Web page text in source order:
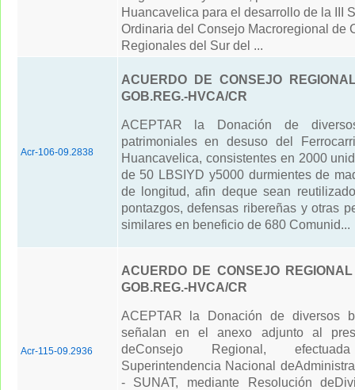
Huancavelica para el desarrollo de la III
Ordinaria del Consejo Macroregional de
Regionales del Sur del ...
Acr-106-09.2838
ACUERDO DE CONSEJO
GOB.REG.-HVCA/CR
ACEPTAR la Donación de
patrimoniales en desuso del
Huancavelica, consistentes en 2000
de 50 LBSIYD y5000 durmientes de
de longitud, afin deque sean
pontazgos, defensas ribereñas y otras
similares en beneficio de 680 Comunid...
Acr-115-09.2936
ACUERDO DE CONSEJO
GOB.REG.-HVCA/CR
ACEPTAR la Donación de diversos
señalan en el anexo adjunto al
deConsejo Regional,
Superintendencia Nacional
- SUNAT, mediante Resolución